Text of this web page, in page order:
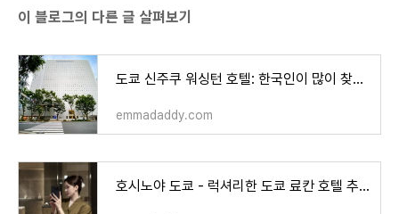
이 블로그의 다른 글 살펴보기
도쿄 신주쿠 워싱턴 호텔: 한국인이 많이 찾는 호텔, 위치, 서비스, 가격 모두 만족
emmadaddy.com
호시노야 도쿄 - 럭셔리한 도쿄 료칸 호텔 추천